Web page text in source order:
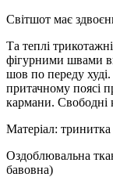
Світшот має
Та теплі
фігурними швами
шов по переду
притачному поясі
кармани. Свободні
Матеріал:
Оздоблювальна
бавовна)